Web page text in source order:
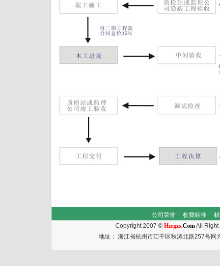
公司荣誉┊ 收费标准┊
Copyright 2007 © Hzrgzs.ComAll
地址： 浙江省杭州市江干区秋涛北路257号